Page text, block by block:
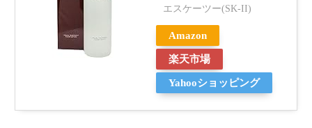
エスケーツー(SK-II)
Amazon
楽天市場
Yahooショッピング